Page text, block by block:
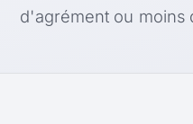
d'agrément ou moins